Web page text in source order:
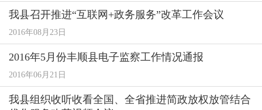
我县召开推进“互联网+政务服务”改革工作会议
2016年08月23日
2016年5月份丰顺县电子监察工作情况通报
2016年06月21日
我县组织收听收看全国、全省推进简政放权放管结合